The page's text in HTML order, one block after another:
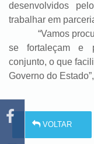
desenvolvidos
trabalhar em
“Vamos
se fortaleçam e
conjunto, o que
Governo do
VOLTAR